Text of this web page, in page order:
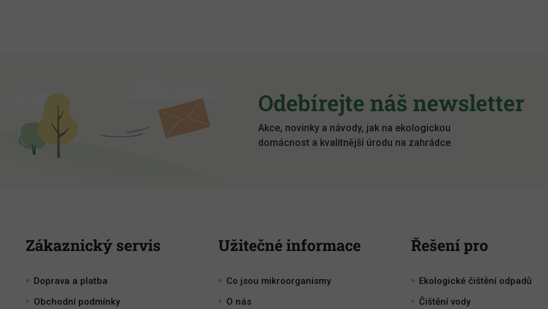
Odebírejte náš newsletter
Akce, novinky a návody, jak na ekologickou
domácnost a kvalitnější úrodu na zahrádce
Zákaznický servis
Doprava a platba
Obchodní podmínky
Užitečné informace
Co jsou mikroorganismy
O nás
Řešení pro
Ekologické čištění odpadů
Čištění vody